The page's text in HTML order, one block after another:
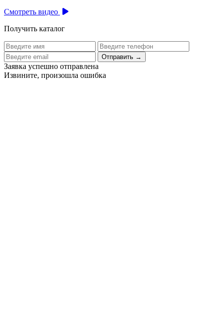
Смотреть видео
Получить каталог
Отправить →
Заявка успешно отправлена
Извините, произошла ошибка